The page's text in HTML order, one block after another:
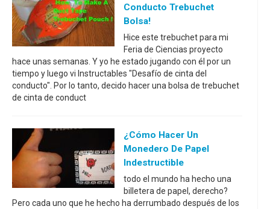
Conducto Trebuchet
Bolsa!
Hice este trebuchet para mi
Feria de Ciencias proyecto
hace unas semanas. Y yo he estado jugando con él por un
tiempo y luego vi Instructables "Desafío de cinta del
conducto". Por lo tanto, decido hacer una bolsa de trebuchet
de cinta de conduct
¿Cómo Hacer Un
Monedero De Papel
Indestructible
todo el mundo ha hecho una
billetera de papel, derecho?
Pero cada uno que he hecho ha derrumbado después de los